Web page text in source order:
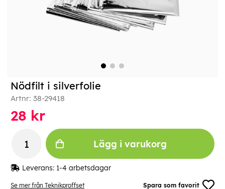
Se mer från Teknikproffset Spara som favorit
Nödfilt i silverfolie
Artnr: 38-29418
28 kr
Lägg i varukorg
Leverans: 1-4 arbetsdagar